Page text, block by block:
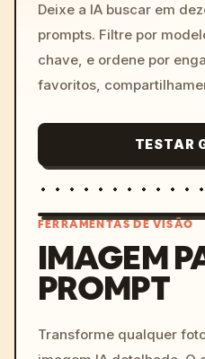
Deixe a IA buscar em
prompts. Filtre por
chave, e ordene por
favoritos,
TESTAR
FERRAMENTAS DE VISÃO
IMAGEM
PROMPT
Transforme qualquer